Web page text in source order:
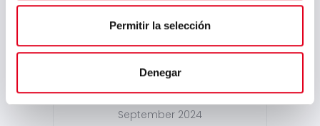
Permitir la selección
Denegar
Februar 2025
September 2024